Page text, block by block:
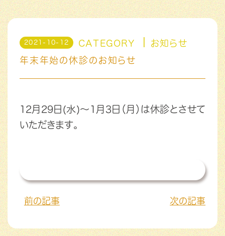
2021-10-12 CATEGORY
お知らせ
年末年始の休診のお知らせ
12月29日(水)～1月3日（月）は休診とさせて
いただきます。
前の記事 次の記事